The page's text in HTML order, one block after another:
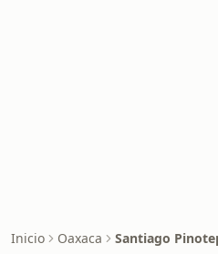
Inicio Oaxaca Santiago